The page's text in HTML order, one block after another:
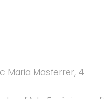
Maria Masferrer, 4